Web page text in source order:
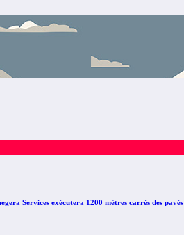
Services exécutera 1200 mètres carrés des pavés